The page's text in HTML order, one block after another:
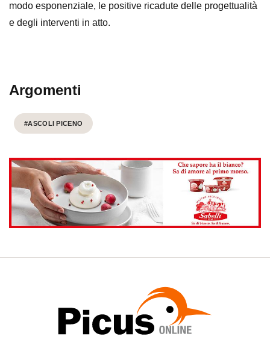
modo esponenziale, le positive ricadute delle progettualità
e degli interventi in atto.
Argomenti
#ASCOLI PICENO